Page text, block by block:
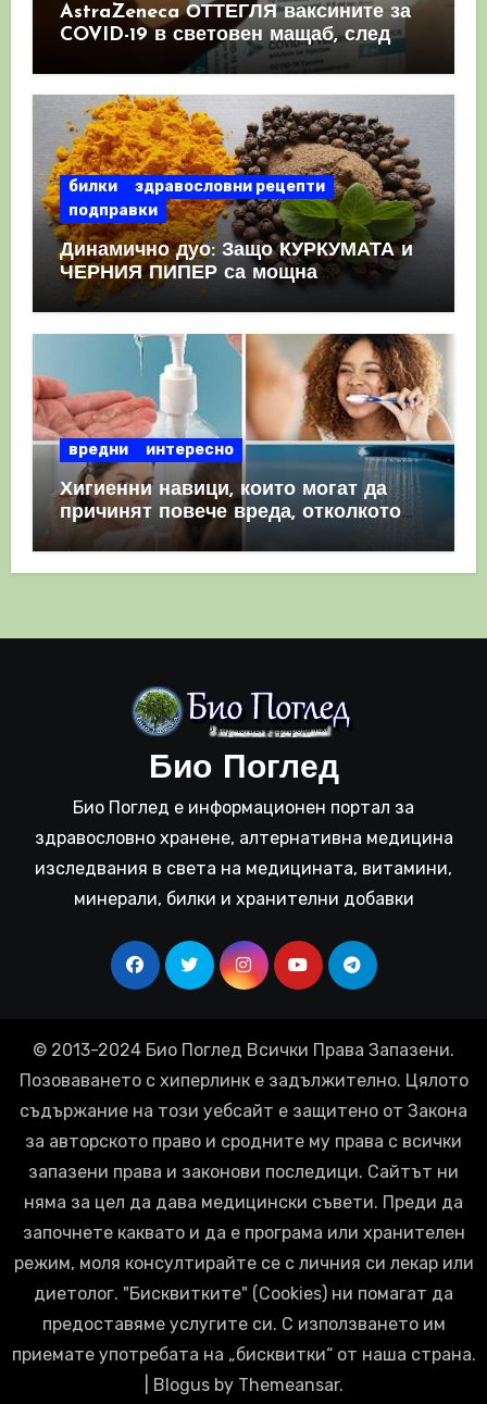
AstraZeneca ОТТЕГЛЯ ваксините за
COVID-19 в световен мащаб, след
като призна, че те причиняват
билки
здравословни рецепти
подправки
Динамично дуо: Защо КУРКУМАТА и
ЧЕРНИЯ ПИПЕР са мощна
комбинация
вредни интересно
Хигиенни навици, които могат да
причинят повече вреда, отколкото
полза
Био Поглед
Био Поглед е информационен портал за
здравословно хранене, алтернативна медицина
изследвания в света на медицината, витамини,
минерали, билки и хранителни добавки
© 2013-2024 Био Поглед Всички Права Запазени.
Позоваването с хиперлинк е задължително. Цялото
съдържание на този уебсайт е защитено от Закона
за авторското право и сродните му права с всички
запазени права и законови последици. Сайтът ни
няма за цел да дава медицински съвети. Преди да
започнете каквато и да е програма или хранителен
режим, моля консултирайте се с личния си лекар или
диетолог. "Бисквитките" (Cookies) ни помагат да
предоставяме услугите си. С използването им
приемате употребата на „бисквитки“ от наша страна.
Blogusby Themeansar.